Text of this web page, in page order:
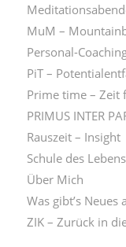
MuM –
Personal-
PiT –
Prime time – Zeit
PRIMUS INTER
Rauszeit – Insight
Schule des Lebens
Über Mich
Was gibt’s Neues
ZIK – Zurück in